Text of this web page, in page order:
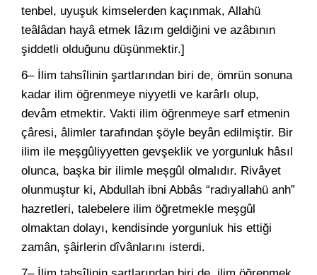
tenbel, uyuşuk kimselerden kaçınmak, Allahü
teâlâdan hayâ etmek lâzım geldiğini ve azâbının
şiddetli olduğunu düşünmektir.]
6– İlim tahsîlinin şartlarından biri de, ömrün sonuna
kadar ilim öğrenmeye niyyetli ve karârlı olup,
devâm etmektir. Vakti ilim öğrenmeye sarf etmenin
çâresi, âlimler tarafından şöyle beyân edilmiştir. Bir
ilim ile meşgûliyyetten gevşeklik ve yorgunluk hâsıl
olunca, başka bir ilimle meşgûl olmalıdır. Rivâyet
olunmuştur ki, Abdullah ibni Abbâs “radıyallahü anh”
hazretleri, talebelere ilim öğretmekle meşgûl
olmaktan dolayı, kendisinde yorgunluk his ettiği
zamân, şâirlerin dîvânlarını isterdi.